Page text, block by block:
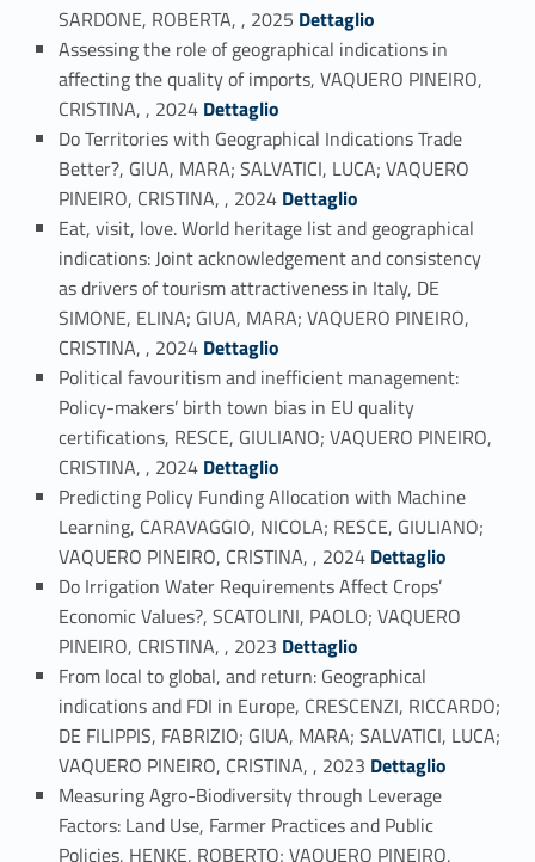
SARDONE, ROBERTA, , 2025 Link identifier #identifier_person_22008-7Dettaglio
Assessing the role of geographical indications in
affecting the quality of imports, VAQUERO PINEIRO,
CRISTINA, , 2024 Link identifier #identifier_person_182794-8Dettaglio
Do Territories with Geographical Indications Trade
Better?, GIUA, MARA; SALVATICI, LUCA; VAQUERO
PINEIRO, CRISTINA, , 2024 Link identifier #identifier_person_115118-9Dettaglio
Eat, visit, love. World heritage list and geographical
indications: Joint acknowledgement and consistency
as drivers of tourism attractiveness in Italy, DE
SIMONE, ELINA; GIUA, MARA; VAQUERO PINEIRO,
CRISTINA, , 2024 Link identifier #identifier_person_114539-10
Dettaglio
Political favouritism and inefficient management:
Policy-makers’ birth town bias in EU quality
certifications, RESCE, GIULIANO; VAQUERO PINEIRO,
CRISTINA, , 2024 Link identifier #identifier_person_95335-11
Dettaglio
Predicting Policy Funding Allocation with Machine
Learning, CARAVAGGIO, NICOLA; RESCE, GIULIANO;
VAQUERO PINEIRO, CRISTINA, , 2024 Link identifier #identifier_person_78450-12
Dettaglio
Do Irrigation Water Requirements Affect Crops’
Economic Values?, SCATOLINI, PAOLO; VAQUERO
PINEIRO, CRISTINA, , 2023 Link identifier #identifier_person_119692-13
Dettaglio
From local to global, and return: Geographical
indications and FDI in Europe, CRESCENZI, RICCARDO;
DE FILIPPIS, FABRIZIO; GIUA, MARA; SALVATICI, LUCA;
VAQUERO PINEIRO, CRISTINA, , 2023 Link identifier #identifier_person_103481-14
Dettaglio
Measuring Agro-Biodiversity through Leverage
Factors: Land Use, Farmer Practices and Public
Policies, HENKE, ROBERTO; VAQUERO PINEIRO,